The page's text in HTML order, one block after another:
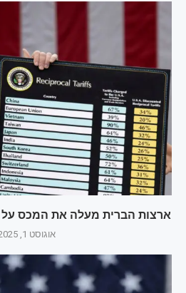
ארצות הברית מעלה את המכס על
אוגוסט 1, 2025